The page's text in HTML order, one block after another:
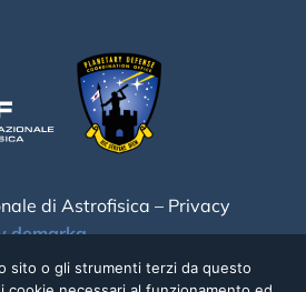
di Astrofisica – Privacy
demarka
sito o gli strumenti terzi da questo